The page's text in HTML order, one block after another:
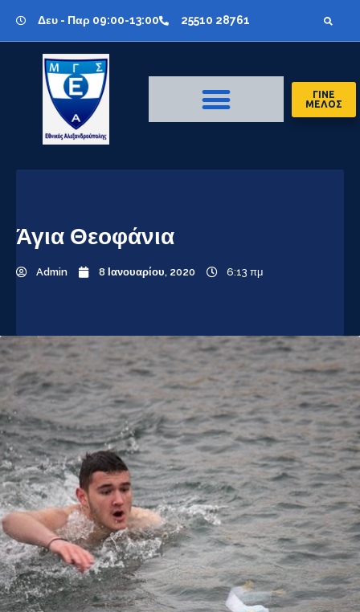
Δευ - Παρ 09:00-13:00 25510 28761
ΓΙΝΕ
ΜΕΛΟΣ
Άγια Θεοφάνια
Admin 8 Ιανουαρίου, 2020 6:13 πμ